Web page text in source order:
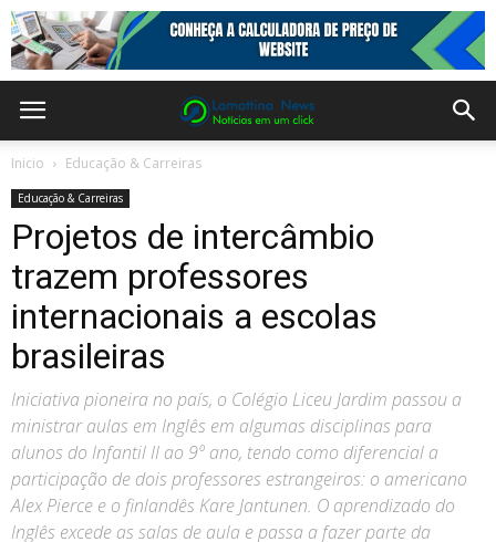
Inicio Educação & Carreiras
Educação & Carreiras
Projetos de intercâmbio
trazem professores
internacionais a escolas
brasileiras
Iniciativa pioneira no país, o Colégio Liceu Jardim passou a
ministrar aulas em Inglês em algumas disciplinas para
alunos do Infantil II ao 9º ano, tendo como diferencial a
participação de dois professores estrangeiros: o americano
Alex Pierce e o finlandês Kare Jantunen. O aprendizado do
Inglês excede as salas de aula e passa a fazer parte da